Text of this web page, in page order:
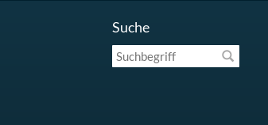
Suche
Suchbegriff